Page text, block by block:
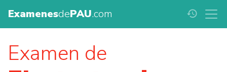
ExamenesdePAU.com history
Examen de